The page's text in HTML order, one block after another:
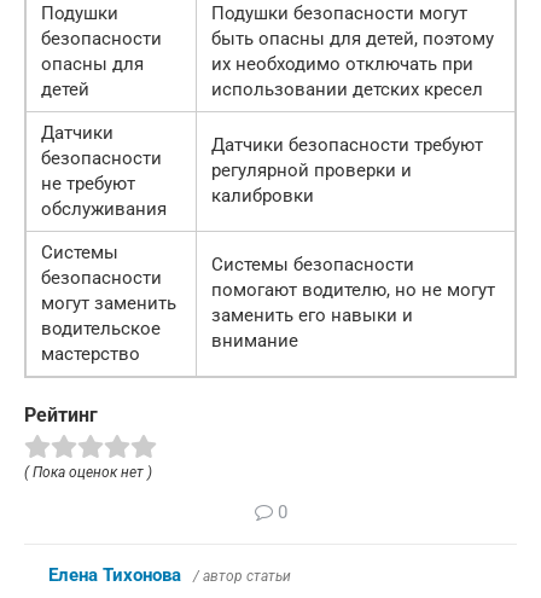
Подушки
безопасности
опасны для
детей
Подушки безопасности могут
быть опасны для детей, поэтому
их необходимо отключать при
использовании детских кресел
Датчики
безопасности
не требуют
обслуживания
Датчики безопасности требуют
регулярной проверки и
калибровки
Системы
безопасности
могут заменить
водительское
мастерство
Системы безопасности
помогают водителю, но не могут
заменить его навыки и
внимание
Рейтинг
( Пока оценок нет )
0
Елена Тихонова / автор статьи